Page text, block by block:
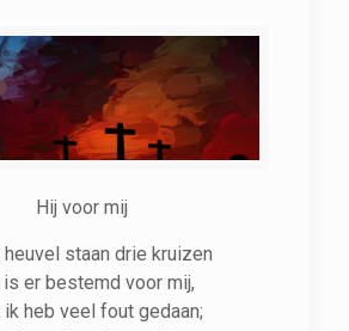
Hij voor mij
heuvel staan drie kruizen
is er bestemd voor mij,
ik heb veel fout gedaan;